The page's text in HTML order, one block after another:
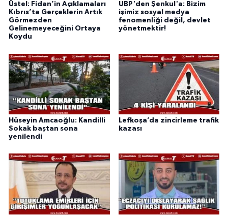
Üstel: Fidan’in Açıklamaları
Kıbrıs’ta Gerçeklerin Artık
Görmezden
Gelinemeyeceğini Ortaya
Koydu
UBP'den Şenkul'a: Bizim
işimiz sosyal medya
fenomenliği değil, devlet
yönetmektir!
Hüseyin Amcaoğlu: Kandilli
Sokak baştan sona
yenilendi
Lefkoşa’da zincirleme trafik
kazası